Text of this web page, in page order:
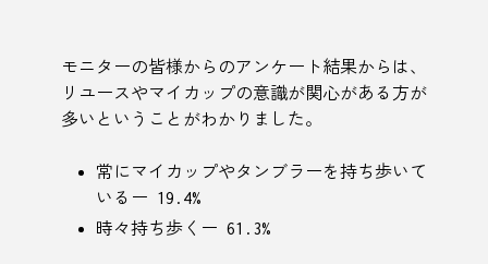
モニターの皆様からのアンケート結果からは、
リユースやマイカップの意識が関心がある方が
多いということがわかりました。
常にマイカップやタンブラーを持ち歩いて
いるー 19.4%
時々持ち歩くー 61.3%